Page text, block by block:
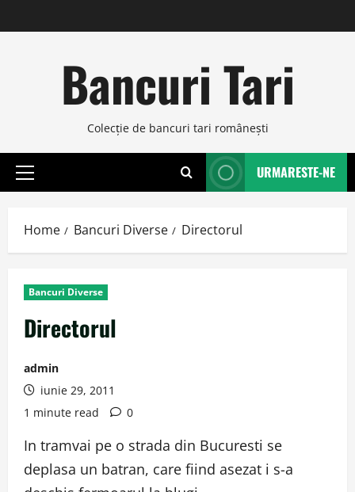
to
Bancuri Tari
Colecţie de bancuri tari româneşti
Primary
URMARESTE-NE
Home Bancuri Diverse Directorul
Bancuri Diverse
Directorul
admin
iunie 29, 2011
1 minute read
0
In tramvai pe o strada din Bucuresti se
deplasa un batran, care fiind asezat i s-a